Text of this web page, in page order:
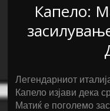
Капело:
Легендарниот
Капело изјави дека
Матиќ е поголемо